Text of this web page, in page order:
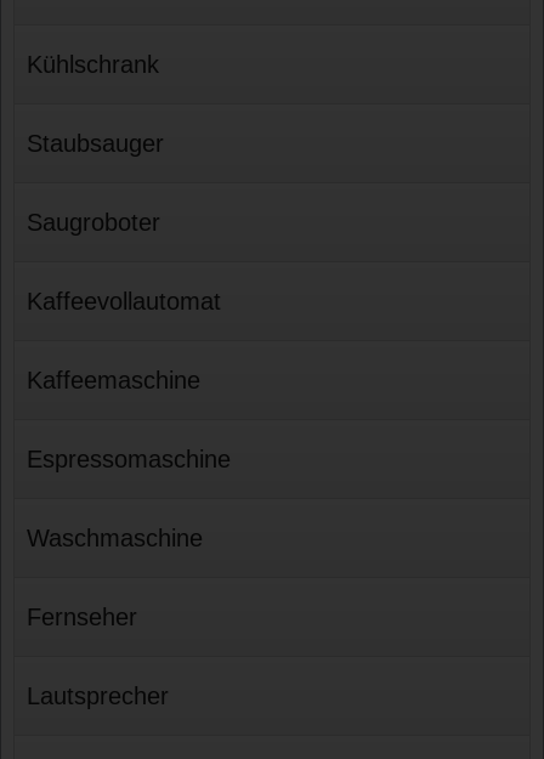
Kühlschrank
Staubsauger
Saugroboter
Kaffeevollautomat
Kaffeemaschine
Espressomaschine
Waschmaschine
Fernseher
Lautsprecher